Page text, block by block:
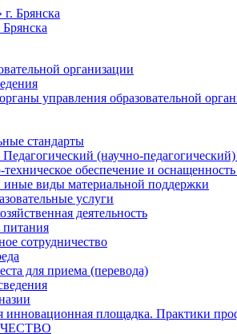
организации
управления образовательной
стандарты
(научно-педагогический)
обеспечение и оснащенность
виды материальной поддержки
услуги
деятельность
питания
сотрудничество
для приема (перевода)
инновационная площадка. Практики